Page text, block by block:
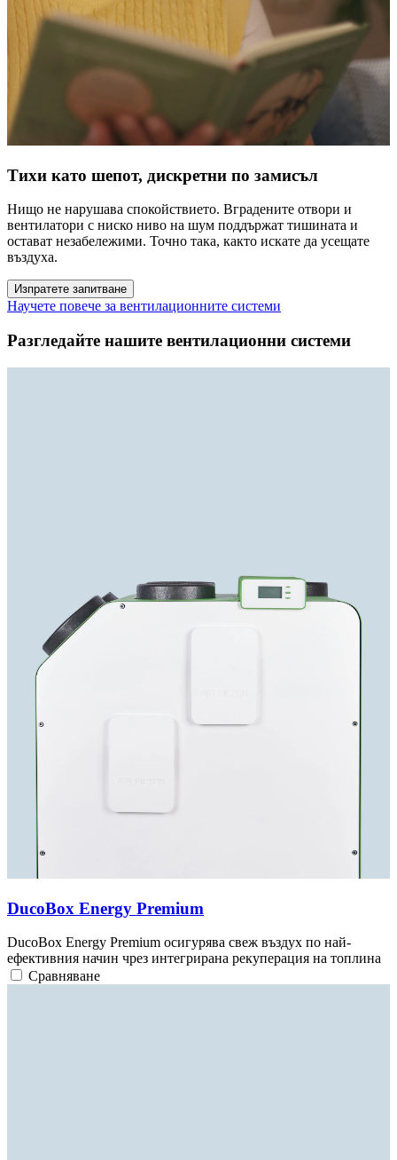
Тихи като шепот, дискретни по замисъл
Нищо не нарушава спокойствието. Вградените отвори и
вентилатори с ниско ниво на шум поддържат тишината и
остават незабележими. Точно така, както искате да усещате
въздуха.
Изпратете запитване
Научете повече за вентилационните системи
Разгледайте нашите вентилационни системи
DucoBox Energy Premium
DucoBox Energy Premium осигурява свеж въздух по най-
ефективния начин чрез интегрирана рекуперация на топлина
Сравняване